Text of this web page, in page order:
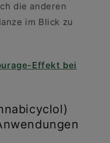
die anderen
im Blick zu
Effekt bei